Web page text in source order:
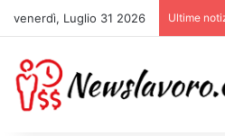
venerdì, Luglio 31 2026 Ultime